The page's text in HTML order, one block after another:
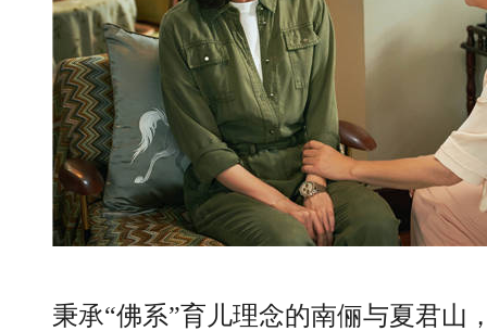
秉承“佛系”育儿理念的南俪与夏君山